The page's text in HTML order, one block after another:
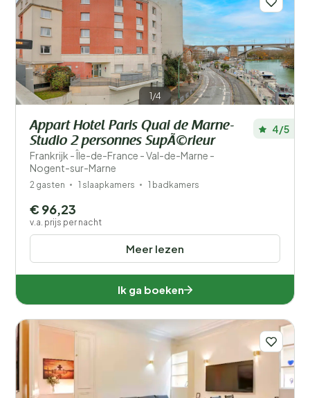
1/4
Appart Hotel Paris Quai de Marne-
Studio 2 personnes SupÃ©rieur
Frankrijk - Île-de-France - Val-de-Marne -
Nogent-sur-Marne
4/5
2 gasten 1 slaapkamers 1 badkamers
Meer lezen
€ 96,23
v.a. prijs per nacht
Ik ga boeken